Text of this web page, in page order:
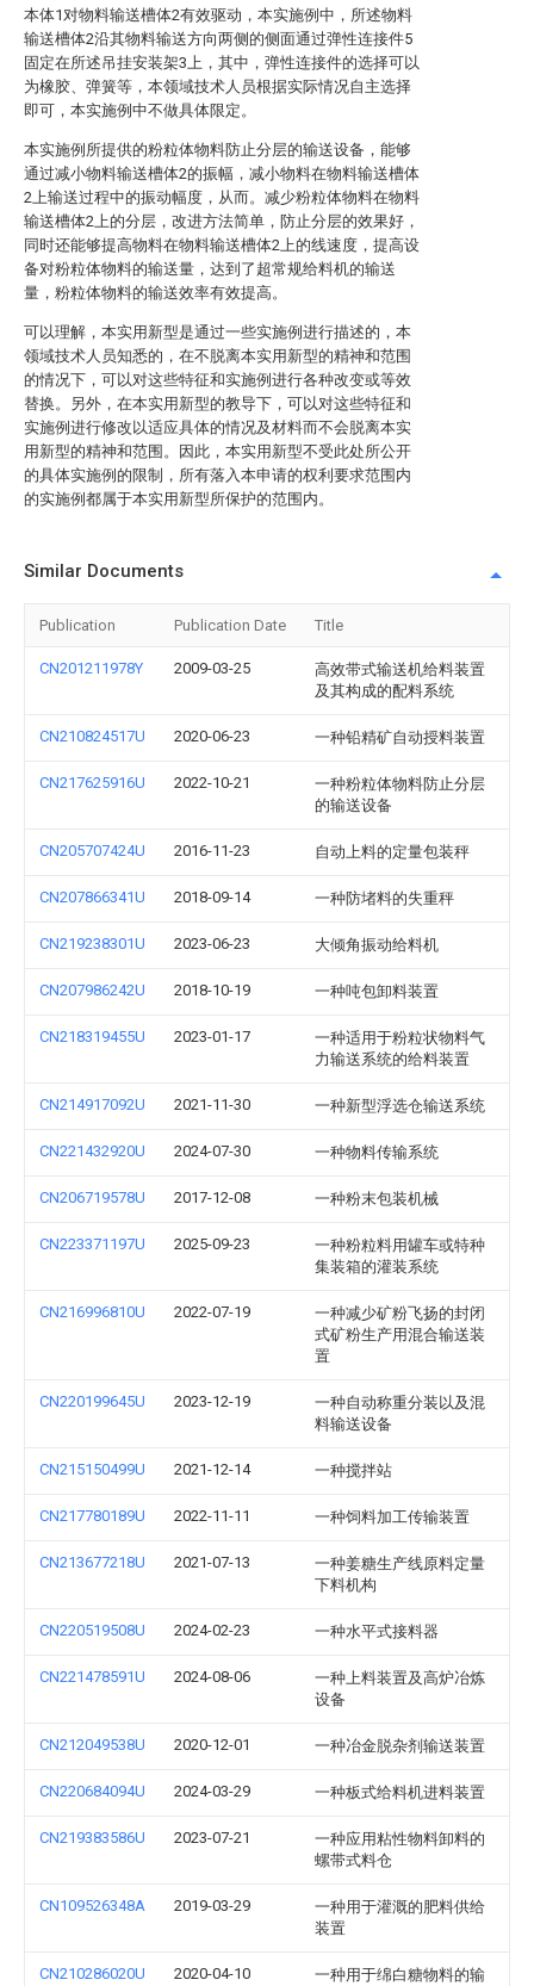
本体1对物料输送槽体2有效驱动，本实施例中，所述物料
输送槽体2沿其物料输送方向两侧的侧面通过弹性连接件5
固定在所述吊挂安装架3上，其中，弹性连接件的选择可以
为橡胶、弹簧等，本领域技术人员根据实际情况自主选择
即可，本实施例中不做具体限定。
本实施例所提供的粉粒体物料防止分层的输送设备，能够
通过减小物料输送槽体2的振幅，减小物料在物料输送槽体
2上输送过程中的振动幅度，从而。减少粉粒体物料在物料
输送槽体2上的分层，改进方法简单，防止分层的效果好，
同时还能够提高物料在物料输送槽体2上的线速度，提高设
备对粉粒体物料的输送量，达到了超常规给料机的输送
量，粉粒体物料的输送效率有效提高。
可以理解，本实用新型是通过一些实施例进行描述的，本
领域技术人员知悉的，在不脱离本实用新型的精神和范围
的情况下，可以对这些特征和实施例进行各种改变或等效
替换。另外，在本实用新型的教导下，可以对这些特征和
实施例进行修改以适应具体的情况及材料而不会脱离本实
用新型的精神和范围。因此，本实用新型不受此处所公开
的具体实施例的限制，所有落入本申请的权利要求范围内
的实施例都属于本实用新型所保护的范围内。
Similar Documents
Publication Publication Date Title
CN201211978Y 2009-03-25
高效带式输送机给料装置
及其构成的配料系统
CN210824517U 2020-06-23 一种铅精矿自动授料装置
CN217625916U 2022-10-21
一种粉粒体物料防止分层
的输送设备
CN205707424U 2016-11-23 自动上料的定量包装秤
CN207866341U 2018-09-14 一种防堵料的失重秤
CN219238301U 2023-06-23 大倾角振动给料机
CN207986242U 2018-10-19 一种吨包卸料装置
CN218319455U 2023-01-17
一种适用于粉粒状物料气
力输送系统的给料装置
CN214917092U 2021-11-30 一种新型浮选仓输送系统
CN221432920U 2024-07-30 一种物料传输系统
CN206719578U 2017-12-08 一种粉末包装机械
CN223371197U 2025-09-23
一种粉粒料用罐车或特种
集装箱的灌装系统
CN216996810U 2022-07-19
一种减少矿粉飞扬的封闭
式矿粉生产用混合输送装
置
CN220199645U 2023-12-19
一种自动称重分装以及混
料输送设备
CN215150499U 2021-12-14 一种搅拌站
CN217780189U 2022-11-11 一种饲料加工传输装置
CN213677218U 2021-07-13
一种姜糖生产线原料定量
下料机构
CN220519508U 2024-02-23 一种水平式接料器
CN221478591U 2024-08-06
一种上料装置及高炉冶炼
设备
CN212049538U 2020-12-01 一种冶金脱杂剂输送装置
CN220684094U 2024-03-29 一种板式给料机进料装置
CN219383586U 2023-07-21
一种应用粘性物料卸料的
螺带式料仓
CN109526348A 2019-03-29
一种用于灌溉的肥料供给
装置
CN210286020U 2020-04-10
一种用于绵白糖物料的输